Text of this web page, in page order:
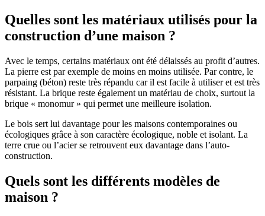
Quelles sont les matériaux utilisés pour la
construction d’une maison ?
Avec le temps, certains matériaux ont été délaissés au profit d’autres.
La pierre est par exemple de moins en moins utilisée. Par contre, le
parpaing (béton) reste très répandu car il est facile à utiliser et est très
résistant. La brique reste également un matériau de choix, surtout la
brique « monomur » qui permet une meilleure isolation.
Le bois sert lui davantage pour les maisons contemporaines ou
écologiques grâce à son caractère écologique, noble et isolant. La
terre crue ou l’acier se retrouvent eux davantage dans l’auto-
construction.
Quels sont les différents modèles de
maison ?